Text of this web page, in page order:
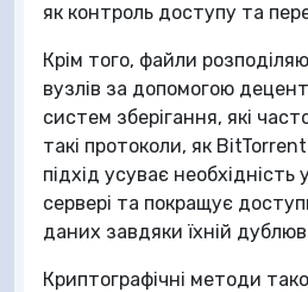
як контроль доступу та
Крім того, файли
вузлів за допомогою
систем зберігання, які
такі протоколи, як
підхід усуває
сервері та покращує
даних завдяки їхній
Криптографічні методи